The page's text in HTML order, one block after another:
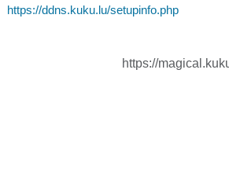
https://ddns.kuku.lu/setupinfo.php
https://